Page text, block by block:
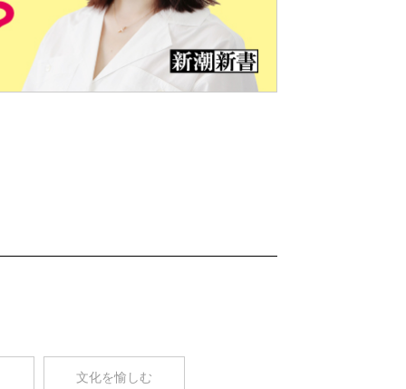
文化を愉しむ